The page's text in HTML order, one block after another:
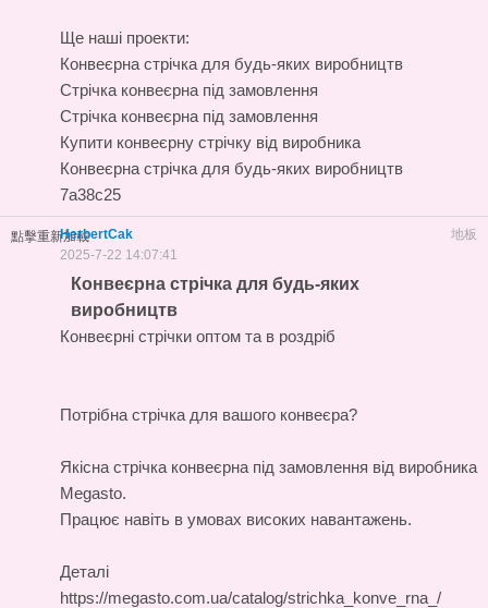
Ще наші проекти:
Конвеєрна стрічка для будь-яких виробництв
Стрічка конвеєрна під замовлення
Стрічка конвеєрна під замовлення
Купити конвеєрну стрічку від виробника
Конвеєрна стрічка для будь-яких виробництв
7a38c25
點擊重新加載 地板
HerbertCak
2025-7-22 14:07:41
Конвеєрна стрічка для будь-яких
виробництв
Конвеєрні стрічки оптом та в роздріб
Потрібна стрічка для вашого конвеєра?
Якісна стрічка конвеєрна під замовлення від виробника
Megasto.
Працює навіть в умовах високих навантажень.
Деталі
https://megasto.com.ua/catalog/strichka_konve_rna_/